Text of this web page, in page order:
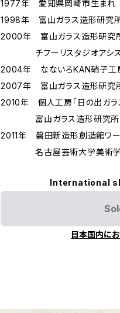
1977年 愛知県岡崎市生まれ
1998年 富山ガラス造形研究
2000年 富山ガラス造形研究
チフーリスタジオアシスタ
2004年 なないろKAN硝子工房
2007年 富山ガラス造形研究
2010年 個人工房「日の出ガラ
富山ガラス造形研究所
2011年 磐田新造形創造館ワー
名古屋芸術大学美術学
International
日本国内に